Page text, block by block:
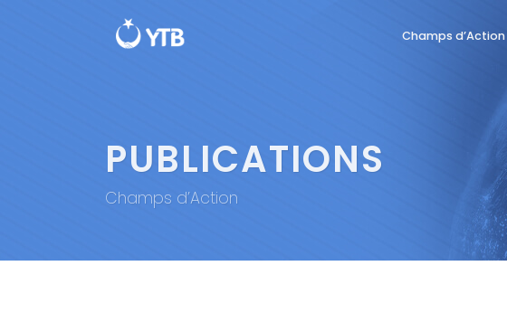
Champs d’Action
PUBLICATIONS
Champs d’Action